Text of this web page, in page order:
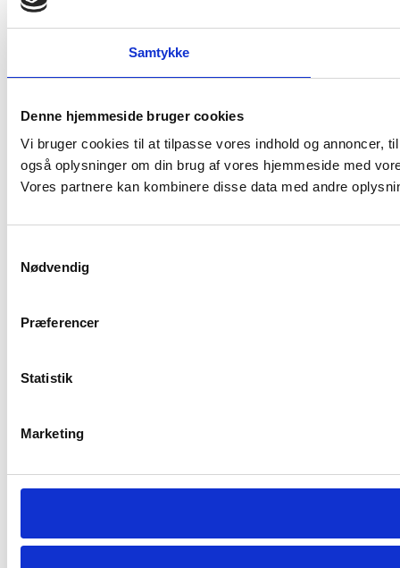
Samtykke
Denne hjemmeside bruger cookies
Vi bruger cookies til at tilpasse vores indhold og annoncer,
også oplysninger om din brug af vores hjemmeside med
Vores partnere kan kombinere disse data med andre
Nødvendig
Præferencer
Statistik
Marketing